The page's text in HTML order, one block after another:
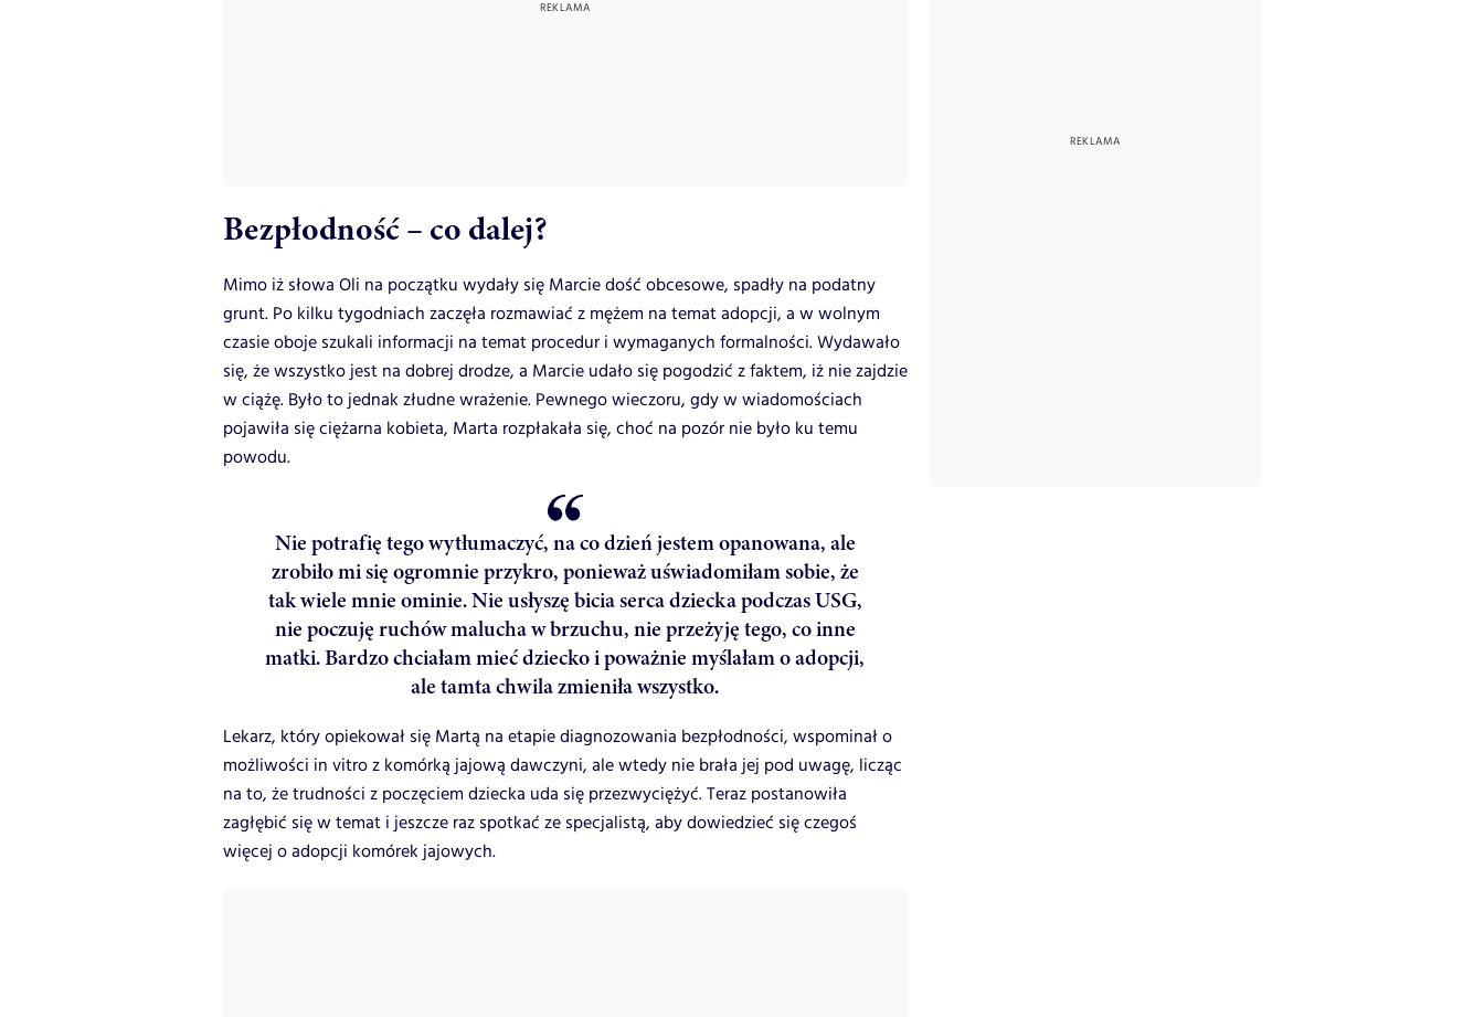
Bezpłodność – co dalej?
Mimo iż słowa Oli na początku wydały się Marcie dość obcesowe, spadły na podatny
grunt. Po kilku tygodniach zaczęła rozmawiać z mężem na temat adopcji, a w wolnym
czasie oboje szukali informacji na temat procedur i wymaganych formalności. Wydawało
się, że wszystko jest na dobrej drodze, a Marcie udało się pogodzić z faktem, iż nie zajdzie
w ciążę. Było to jednak złudne wrażenie. Pewnego wieczoru, gdy w wiadomościach
pojawiła się ciężarna kobieta, Marta rozpłakała się, choć na pozór nie było ku temu
powodu.
Nie potrafię tego wytłumaczyć, na co dzień jestem opanowana, ale
zrobiło mi się ogromnie przykro, ponieważ uświadomiłam sobie, że
tak wiele mnie ominie. Nie usłyszę bicia serca dziecka podczas USG,
nie poczuję ruchów malucha w brzuchu, nie przeżyję tego, co inne
matki. Bardzo chciałam mieć dziecko i poważnie myślałam o adopcji,
ale tamta chwila zmieniła wszystko.
Lekarz, który opiekował się Martą na etapie diagnozowania bezpłodności, wspominał o
możliwości in vitro z komórką jajową dawczyni, ale wtedy nie brała jej pod uwagę, licząc
na to, że trudności z poczęciem dziecka uda się przezwyciężyć. Teraz postanowiła
zagłębić się w temat i jeszcze raz spotkać ze specjalistą, aby dowiedzieć się czegoś
więcej o adopcji komórek jajowych.